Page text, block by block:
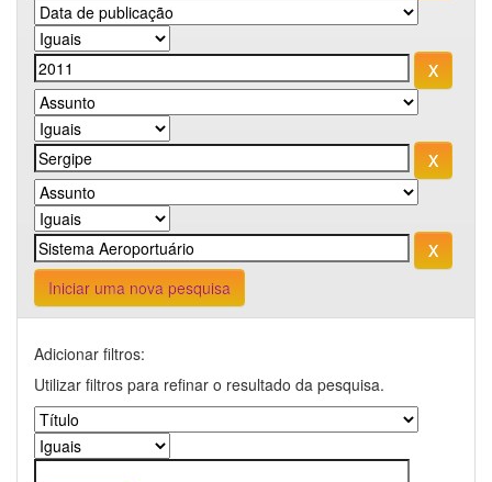
Iniciar uma nova pesquisa
Adicionar filtros:
Utilizar filtros para refinar o resultado da pesquisa.